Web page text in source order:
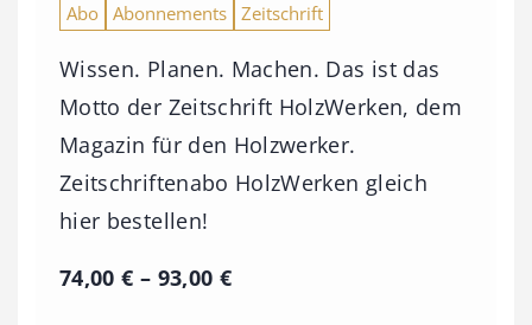
Abo Abonnements Zeitschrift
Wissen. Planen. Machen. Das ist das
Motto der Zeitschrift HolzWerken, dem
Magazin für den Holzwerker.
Zeitschriftenabo HolzWerken gleich
hier bestellen!
74,00€ – 93,00 €P